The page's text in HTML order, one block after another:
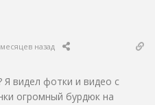
назад
видел фотки и видео с
огромный бурдюк на